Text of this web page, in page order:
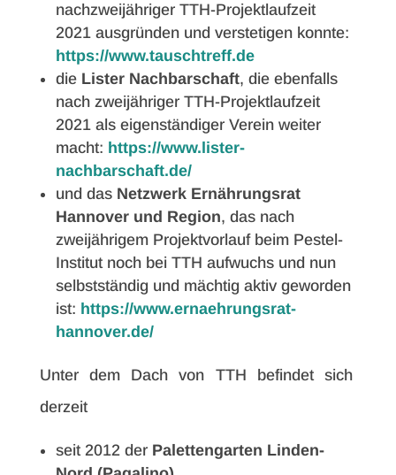
nachzweijähriger TTH-Projektlaufzeit
2021 ausgründen und verstetigen konnte:
https://www.tauschtreff.de
die Lister Nachbarschaft, die ebenfalls
nach zweijähriger TTH-Projektlaufzeit
2021 als eigenständiger Verein weiter
macht: https://www.lister-
nachbarschaft.de/
und das Netzwerk Ernährungsrat
Hannover und Region, das nach
zweijährigem Projektvorlauf beim Pestel-
Institut noch bei TTH aufwuchs und nun
selbstständig und mächtig aktiv geworden
ist: https://www.ernaehrungsrat-
hannover.de/
Unter dem Dach von TTH befindet sich
derzeit
seit 2012 der Palettengarten Linden-